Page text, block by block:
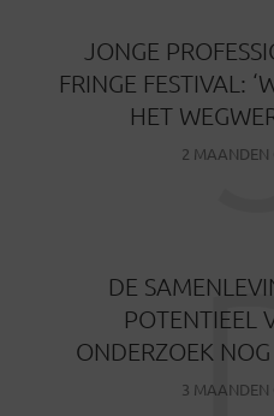
JONGE
FRINGE FESTIVAL:
HET
2 MAANDEN
DE
POTENTIEEL
ONDERZOEK
3 MAANDEN